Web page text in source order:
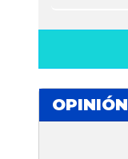
OPINIÓN